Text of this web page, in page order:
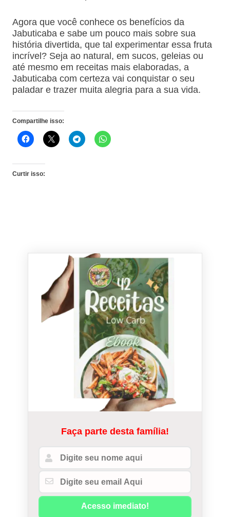
Agora que você conhece os benefícios da
Jabuticaba e sabe um pouco mais sobre sua
história divertida, que tal experimentar essa fruta
incrível? Seja ao natural, em sucos, geleias ou
até mesmo em receitas mais elaboradas, a
Jabuticaba com certeza vai conquistar o seu
paladar e trazer muita alegria para a sua vida.
Compartilhe isso:
Curtir isso:
Faça parte desta família!